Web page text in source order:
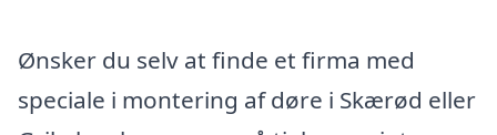
Ønsker du selv at finde et firma med
speciale i montering af døre i Skærød eller